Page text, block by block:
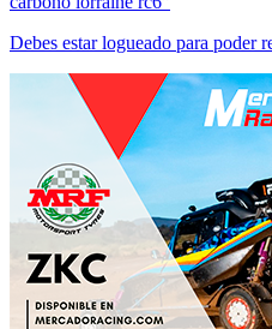
Debes estar logueado para poder